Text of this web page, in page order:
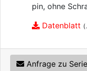
pin, ohne
Datenblatt
Anfrage zu